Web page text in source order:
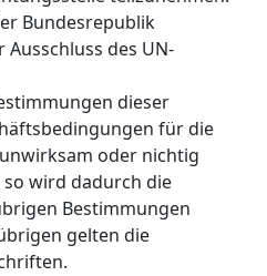
Bundesrepublik
des UN-
dieser
für die
oder nichtig
wird dadurch die
Bestimmungen
gelten die